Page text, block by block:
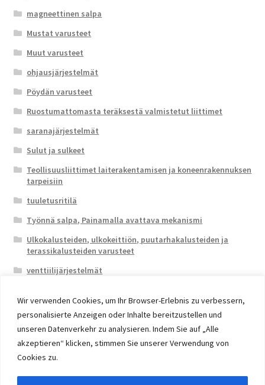
Wir verwenden Cookies, um Ihr Browser-Erlebnis zu verbessern,
personalisierte Anzeigen oder Inhalte bereitzustellen und
unseren Datenverkehr zu analysieren. Indem Sie auf „Alle
akzeptieren“ klicken, stimmen Sie unserer Verwendung von
Cookies zu.
magneettinen salpa
Mustat varusteet
Muut varusteet
ohjausjärjestelmät
Pöydän varusteet
Ruostumattomasta teräksestä valmistetut liittimet
saranajärjestelmät
Sulut ja sulkeet
Teollisuusliittimet laiterakentamisen ja koneenrakennuksen
tarpeisiin
tuuletusritilä
Työnnä salpa, Painamalla avattava mekanismi
Ulkokalusteiden, ulkokeittiön, puutarhakalusteiden ja
terassikalusteiden varusteet
venttiilijärjestelmät
© 2026 Eruon Trade UG, Germany, member of the ERUON